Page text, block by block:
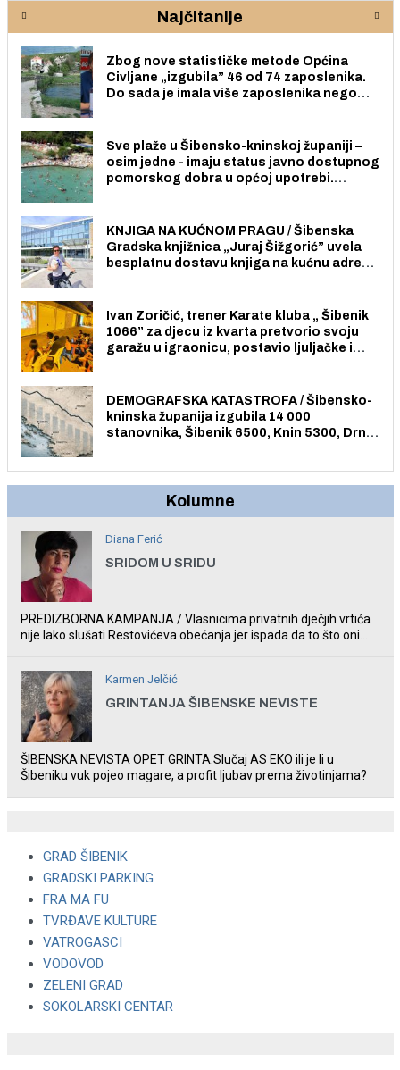
Najčitanije
Zbog nove statističke metode Općina
Civljane „izgubila” 46 od 74 zaposlenika.
Do sada je imala više zaposlenika nego
Sve plaže u Šibensko-kninskoj županiji –
osim jedne - imaju status javno dostupnog
pomorskog dobra u općoj upotrebi.
KNJIGA NA KUĆNOM PRAGU / Šibenska
Gradska knjižnica „Juraj Šižgorić” uvela
besplatnu dostavu knjiga na kućnu adresu
Ivan Zoričić, trener Karate kluba „ Šibenik
1066” za djecu iz kvarta pretvorio svoju
garažu u igraonicu, postavio ljuljačke i
DEMOGRAFSKA KATASTROFA / Šibensko-
kninska županija izgubila 14 000
stanovnika, Šibenik 6500, Knin 5300, Drniš
Kolumne
Diana Ferić
SRIDOM U SRIDU
PREDIZBORNA KAMPANJA / Vlasnicima privatnih dječjih vrtića
nije lako slušati Restovićeva obećanja jer ispada da to što oni
Karmen Jelčić
GRINTANJA ŠIBENSKE NEVISTE
ŠIBENSKA NEVISTA OPET GRINTA:Slučaj AS EKO ili je li u
Šibeniku vuk pojeo magare, a profit ljubav prema životinjama?
GRAD ŠIBENIK
GRADSKI PARKING
FRA MA FU
TVRĐAVE KULTURE
VATROGASCI
VODOVOD
ZELENI GRAD
SOKOLARSKI CENTAR